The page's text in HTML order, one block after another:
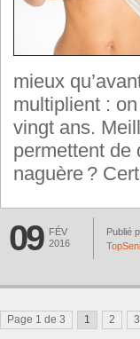
mieux
multiplient :
vingt ans.
permettent de
naguère ?
09
FÉV
2016
Publié
Page 1 de 3 1 2 3